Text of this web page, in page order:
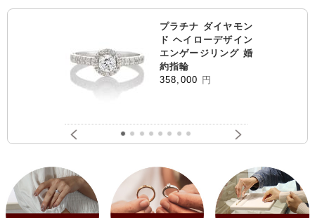
プラチナ ダイヤモン
ド ヘイローデザイン
エンゲージリング 婚
約指輪
358,000 円